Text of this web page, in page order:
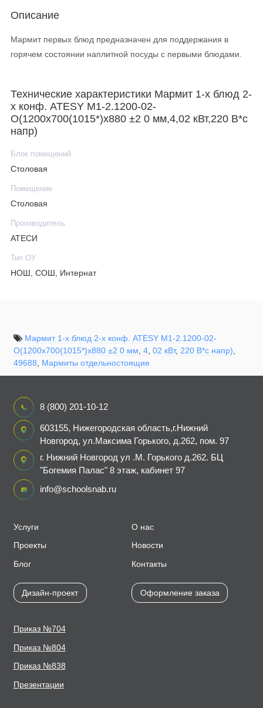
Описание
Мармит первых блюд предназначен для поддержания в
горячем состоянии наплитной посуды с первыми блюдами.
Технические характеристики Мармит 1-х блюд 2-
х конф. ATESY М1-2.1200-02-
О(1200х700(1015*)х880 ±2 0 мм,4,02 кВт,220 В*с
напр)
Блок помещений
Столовая
Помещение
Столовая
Производитель
АТЕСИ
Тип ОУ
НОШ, СОШ, Интернат
Мармит 1-х блюд 2-х конф. ATESY М1-2.1200-02-
О(1200х700(1015*)х880 ±2 0 мм 4, 02 кВт, 220 В*с напр)
49688
Мармиты отдельностоящие
Услуги
Проекты
Блог
Дизайн-проект
О нас
Новости
Контакты
Оформление заказа
Приказ №704
Приказ №804
Приказ №838
Презентации
8 (800) 201-10-12
603155, Нижегородская область,г.Нижний
Новгород, ул.Максима Горького, д.262, пом. 97
г. Нижний Новгород ул .М. Горького д.262. БЦ
"Богемия Палас" 8 этаж, кабинет 97
info@schoolsnab.ru